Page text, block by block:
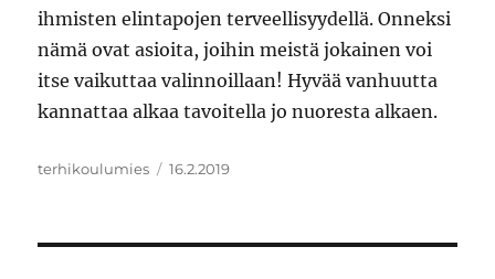
ihmisten elintapojen terveellisyydellä. Onneksi
nämä ovat asioita, joihin meistä jokainen voi
itse vaikuttaa valinnoillaan! Hyvää vanhuutta
kannattaa alkaa tavoitella jo nuoresta alkaen.
Kirjoittaja
terhikoulumies Julkaistu
16.2.2019